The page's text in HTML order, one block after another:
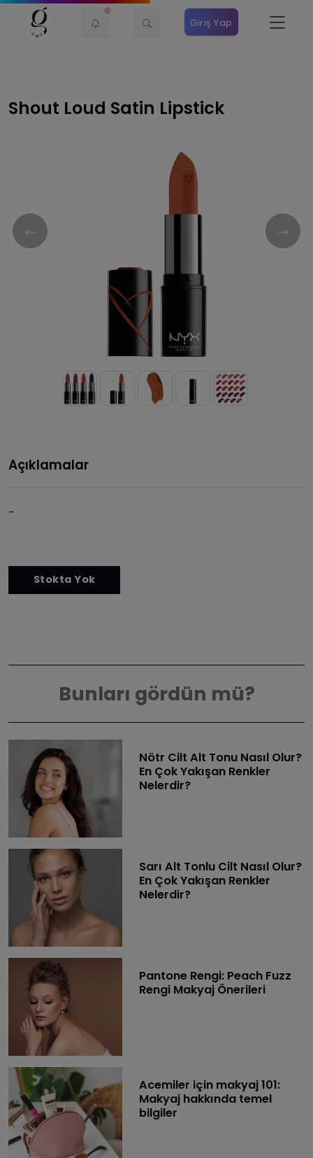
Giriş Yap
Shout Loud Satin Lipstick
Açıklamalar
-
Bunları gördün mü?
Nötr Cilt Alt Tonu Nasıl Olur?
En Çok Yakışan Renkler
Nelerdir?
Sarı Alt Tonlu Cilt Nasıl Olur?
En Çok Yakışan Renkler
Nelerdir?
Pantone Rengi: Peach Fuzz
Rengi Makyaj Önerileri
Acemiler için makyaj 101:
Makyaj hakkında temel
bilgiler